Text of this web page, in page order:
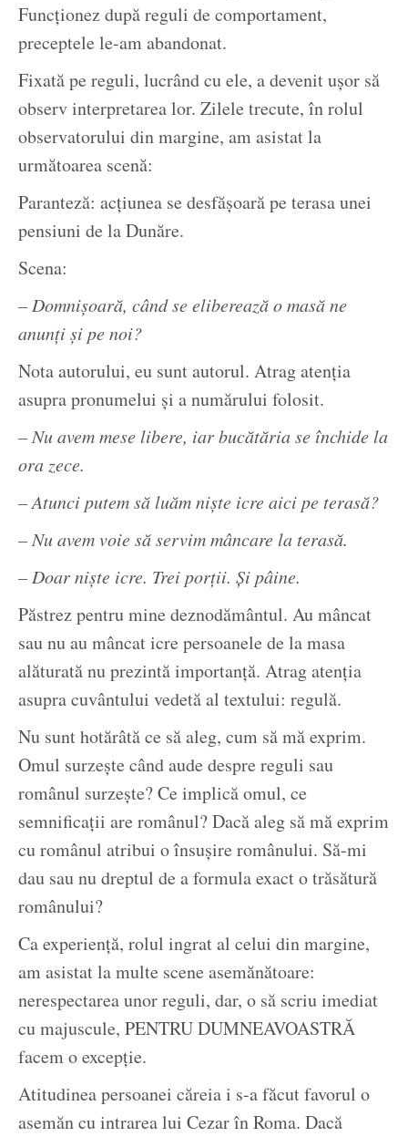
Funcționez după reguli de comportament,
preceptele le-am abandonat.
Fixată pe reguli, lucrând cu ele, a devenit ușor să
observ interpretarea lor. Zilele trecute, în rolul
observatorului din margine, am asistat la
următoarea scenă:
Paranteză: acțiunea se desfășoară pe terasa unei
pensiuni de la Dunăre.
Scena:
– Domnișoară, când se eliberează o masă ne
anunți și pe noi?
Nota autorului, eu sunt autorul. Atrag atenția
asupra pronumelui și a numărului folosit.
– Nu avem mese libere, iar bucătăria se închide la
ora zece.
– Atunci putem să luăm niște icre aici pe terasă?
– Nu avem voie să servim mâncare la terasă.
– Doar niște icre. Trei porții. Și pâine.
Păstrez pentru mine deznodământul. Au mâncat
sau nu au mâncat icre persoanele de la masa
alăturată nu prezintă importanță. Atrag atenția
asupra cuvântului vedetă al textului: regulă.
Nu sunt hotărâtă ce să aleg, cum să mă exprim.
Omul surzește când aude despre reguli sau
românul surzește? Ce implică omul, ce
semnificații are românul? Dacă aleg să mă exprim
cu românul atribui o însușire românului. Să-mi
dau sau nu dreptul de a formula exact o trăsătură
românului?
Ca experiență, rolul ingrat al celui din margine,
am asistat la multe scene asemănătoare:
nerespectarea unor reguli, dar, o să scriu imediat
cu majuscule, PENTRU DUMNEAVOASTRĂ
facem o excepție.
Atitudinea persoanei căreia i s-a făcut favorul o
asemăn cu intrarea lui Cezar în Roma. Dacă